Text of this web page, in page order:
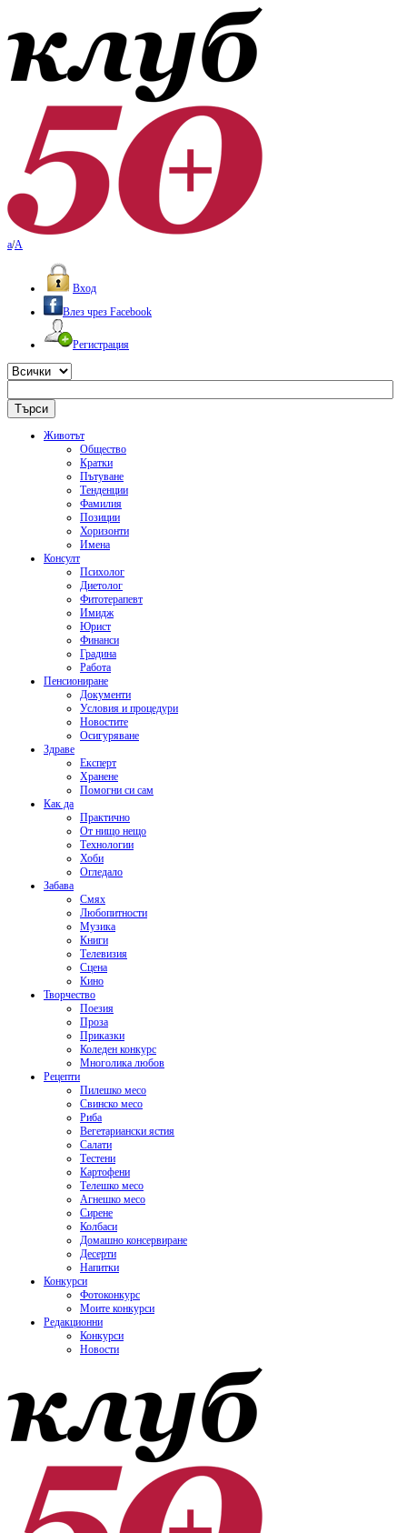
a/A
Вход
Влез чрез Facebook
Регистрация
Животът
Общество
Кратки
Пътуване
Тенденции
Фамилия
Позиции
Хоризонти
Имена
Консулт
Психолог
Диетолог
Фитотерапевт
Имидж
Юрист
Финанси
Градина
Работа
Пенсиониране
Документи
Условия и процедури
Новостите
Осигуряване
Здраве
Експерт
Хранене
Помогни си сам
Как да
Практично
От нищо нещо
Технологии
Хоби
Огледало
Забава
Смях
Любопитности
Музика
Книги
Телевизия
Сцена
Кино
Творчество
Поезия
Проза
Приказки
Коледен конкурс
Многолика любов
Рецепти
Пилешко месо
Свинско месо
Риба
Вегетариански ястия
Салати
Тестени
Картофени
Телешко месо
Агнешко месо
Сирене
Колбаси
Домашно консервиране
Десерти
Напитки
Конкурси
Фотоконкурс
Моите конкурси
Редакционни
Конкурси
Новости